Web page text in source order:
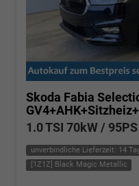
Skoda Fabia
1.0 TSI 70kW / 95PS
unverbindliche Lieferzeit: 14
[1Z1Z] Black Magic Metallic